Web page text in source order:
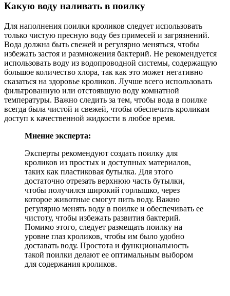
Какую воду наливать в поилку
Для наполнения поилки кроликов следует использовать
только чистую пресную воду без примесей и загрязнений.
Вода должна быть свежей и регулярно меняться, чтобы
избежать застоя и размножения бактерий. Не рекомендуется
использовать воду из водопроводной системы, содержащую
большое количество хлора, так как это может негативно
сказаться на здоровье кроликов. Лучше всего использовать
фильтрованную или отстоявшую воду комнатной
температуры. Важно следить за тем, чтобы вода в поилке
всегда была чистой и свежей, чтобы обеспечить кроликам
доступ к качественной жидкости в любое время.
Мнение эксперта:
Эксперты рекомендуют создать поилку для
кроликов из простых и доступных материалов,
таких как пластиковая бутылка. Для этого
достаточно отрезать верхнюю часть бутылки,
чтобы получился широкий горлышко, через
которое животные смогут пить воду. Важно
регулярно менять воду в поилке и обеспечивать ее
чистоту, чтобы избежать развития бактерий.
Помимо этого, следует размещать поилку на
уровне глаз кроликов, чтобы им было удобно
доставать воду. Простота и функциональность
такой поилки делают ее оптимальным выбором
для содержания кроликов.